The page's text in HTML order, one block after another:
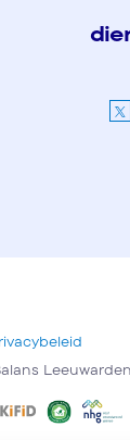
Leeuwarden